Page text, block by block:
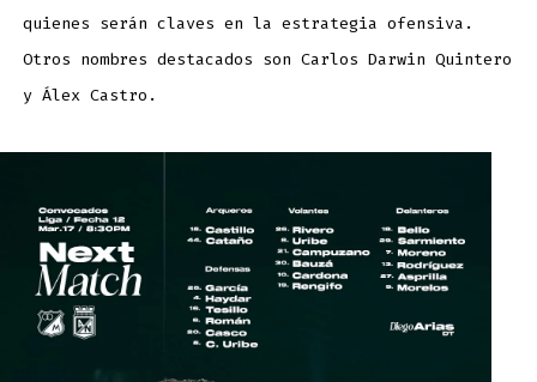
quienes serán claves en la estrategia ofensiva.
Otros nombres destacados son Carlos Darwin Quintero
y Álex Castro.